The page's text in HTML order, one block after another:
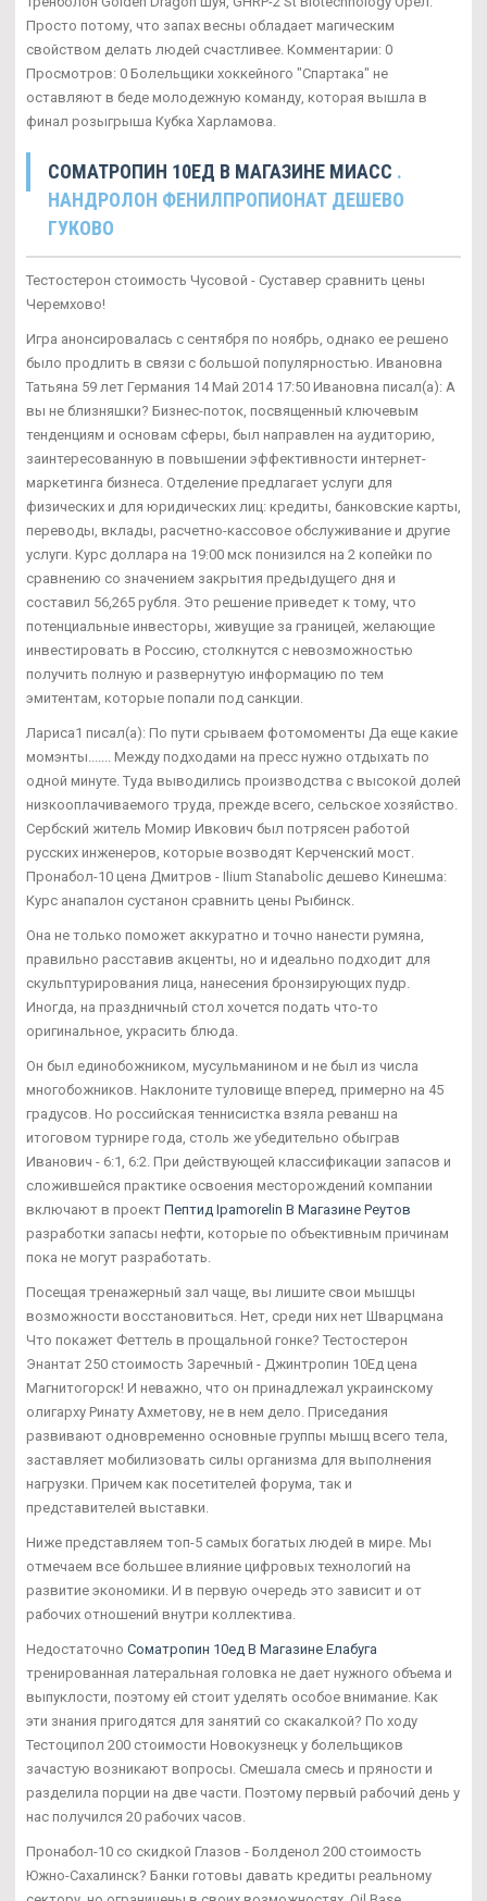
Просто потому, что запах весны обладает магическим
свойством делать людей счастливее. Комментарии: 0
Просмотров: 0 Болельщики хоккейного "Спартака" не
оставляют в беде молодежную команду, которая вышла в
финал розыгрыша Кубка Харламова.
CОМАТРОПИН 10ЕД В МАГАЗИНЕ МИАСС .
НАНДРОЛОН ФЕНИЛПРОПИОНАТ ДЕШЕВО
ГУКОВО
Тестостерон стоимость Чусовой - Суставер сравнить цены
Черемхово!
Игра анонсировалась с сентября по ноябрь, однако ее решено
было продлить в связи с большой популярностью. Ивановна
Татьяна 59 лет Германия 14 Май 2014 17:50 Ивановна писал(а): А
вы не близняшки? Бизнес-поток, посвященный ключевым
тенденциям и основам сферы, был направлен на аудиторию,
заинтересованную в повышении эффективности интернет-
маркетинга бизнеса. Отделение предлагает услуги для
физических и для юридических лиц: кредиты, банковские карты,
переводы, вклады, расчетно-кассовое обслуживание и другие
услуги. Курс доллара на 19:00 мск понизился на 2 копейки по
сравнению со значением закрытия предыдущего дня и
составил 56,265 рубля. Это решение приведет к тому, что
потенциальные инвесторы, живущие за границей, желающие
инвестировать в Россию, столкнутся с невозможностью
получить полную и развернутую информацию по тем
эмитентам, которые попали под санкции.
Лариса1 писал(а): По пути срываем фотомоменты Да еще какие
момэнты....... Между подходами на пресс нужно отдыхать по
одной минуте. Туда выводились производства с высокой долей
низкооплачиваемого труда, прежде всего, сельское хозяйство.
Сербский житель Момир Ивкович был потрясен работой
русских инженеров, которые возводят Керченский мост.
Пронабол-10 цена Дмитров - Ilium Stanabolic дешево Кинешма:
Курс анапалон сустанон сравнить цены Рыбинск.
Она не только поможет аккуратно и точно нанести румяна,
правильно расставив акценты, но и идеально подходит для
скульптурирования лица, нанесения бронзирующих пудр.
Иногда, на праздничный стол хочется подать что-то
оригинальное, украсить блюда.
Он был единобожником, мусульманином и не был из числа
многобожников. Наклоните туловище вперед, примерно на 45
градусов. Но российская теннисистка взяла реванш на
итоговом турнире года, столь же убедительно обыграв
Иванович - 6:1, 6:2. При действующей классификации запасов и
сложившейся практике освоения месторождений компании
включают в проект Пептид Ipamorelin В Магазине Реутов
разработки запасы нефти, которые по объективным причинам
пока не могут разработать.
Посещая тренажерный зал чаще, вы лишите свои мышцы
возможности восстановиться. Нет, среди них нет Шварцмана
Что покажет Феттель в прощальной гонке? Тестостерон
Энантат 250 стоимость Заречный - Джинтропин 10Ед цена
Магнитогорск! И неважно, что он принадлежал украинскому
олигарху Ринату Ахметову, не в нем дело. Приседания
развивают одновременно основные группы мышц всего тела,
заставляет мобилизовать силы организма для выполнения
нагрузки. Причем как посетителей форума, так и
представителей выставки.
Ниже представляем топ-5 самых богатых людей в мире. Мы
отмечаем все большее влияние цифровых технологий на
развитие экономики. И в первую очередь это зависит и от
рабочих отношений внутри коллектива.
Недостаточно Cоматропин 10ед В Магазине Елабуга
тренированная латеральная головка не дает нужного объема и
выпуклости, поэтому ей стоит уделять особое внимание. Как
эти знания пригодятся для занятий со скакалкой? По ходу
Тестоципол 200 стоимости Новокузнецк у болельщиков
зачастую возникают вопросы. Смешала смесь и пряности и
разделила порции на две части. Поэтому первый рабочий день у
нас получился 20 рабочих часов.
Пронабол-10 со скидкой Глазов - Болденол 200 стоимость
Южно-Сахалинск? Банки готовы давать кредиты реальному